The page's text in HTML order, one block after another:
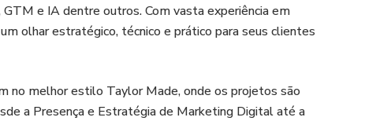
e IA dentre outros. Com vasta experiência em
olhar estratégico, técnico e prático para seus clientes
no melhor estilo Taylor Made, onde os projetos são
a Presença e Estratégia de Marketing Digital até a